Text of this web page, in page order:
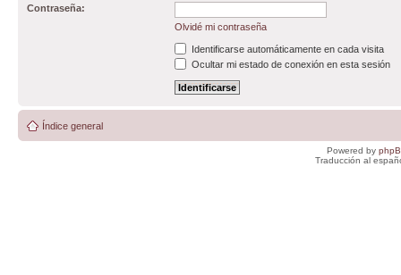
Contraseña:
Olvidé mi contraseña
Identificarse automáticamente en cada visita
Ocultar mi estado de conexión en esta sesión
Índice general
Powered by
Traducción al